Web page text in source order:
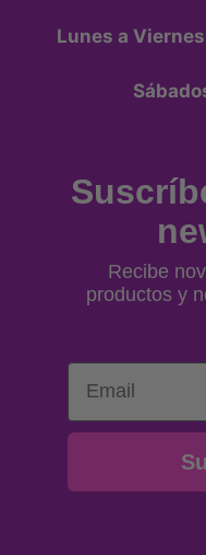
Lunes a
Recibe
productos y
Email